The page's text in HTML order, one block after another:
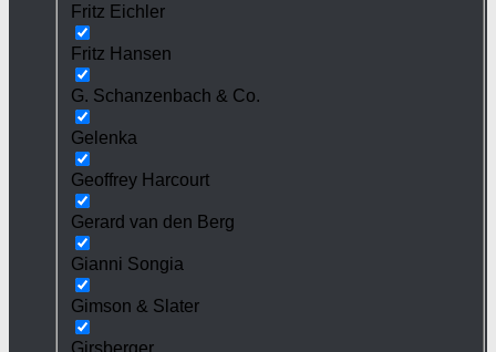
Fritz Eichler
Fritz Hansen
G. Schanzenbach & Co.
Gelenka
Geoffrey Harcourt
Gerard van den Berg
Gianni Songia
Gimson & Slater
Girsberger